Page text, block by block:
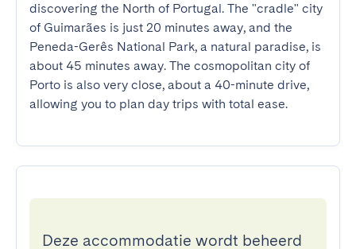
discovering the North of Portugal. The "cradle" city
of Guimarães is just 20 minutes away, and the
Peneda-Gerês National Park, a natural paradise, is
about 45 minutes away. The cosmopolitan city of
Porto is also very close, about a 40-minute drive,
allowing you to plan day trips with total ease.
Deze accommodatie wordt beheerd